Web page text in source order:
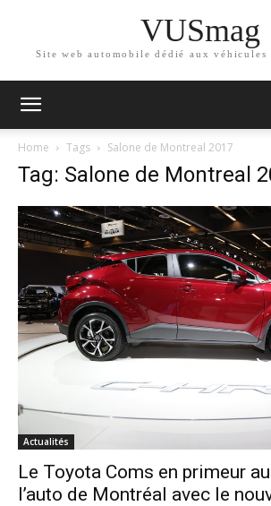
VUSmag
Site web automobile dédié aux
Home Tags Salone de Montreal 2017
Tag: Salone de Montreal
Actualités
Le Toyota Coms en primeur
l’auto de Montréal avec le